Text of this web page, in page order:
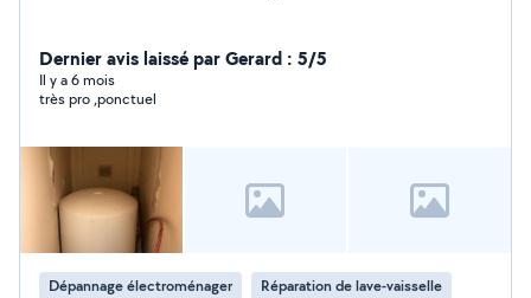
Dernier avis laissé par Gerard : 5/5
Il y a 6 mois
très pro ,ponctuel
Dépannage électroménager Réparation de lave-vaisselle